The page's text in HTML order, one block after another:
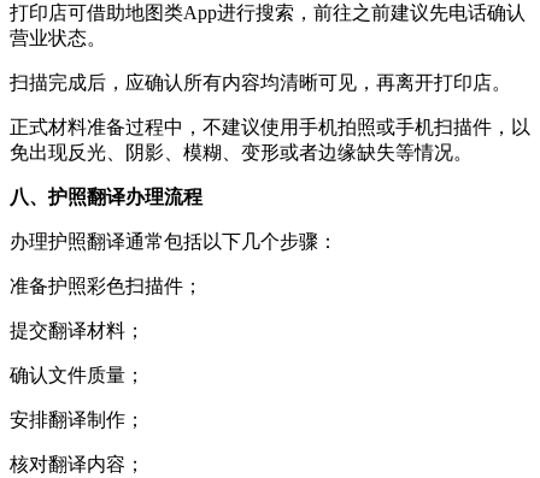
打印店可借助地图类App进行搜索，前往之前建议先电话确认
营业状态。
扫描完成后，应确认所有内容均清晰可见，再离开打印店。
正式材料准备过程中，不建议使用手机拍照或手机扫描件，以
免出现反光、阴影、模糊、变形或者边缘缺失等情况。
八、护照翻译办理流程
办理护照翻译通常包括以下几个步骤：
准备护照彩色扫描件；
提交翻译材料；
确认文件质量；
安排翻译制作；
核对翻译内容；